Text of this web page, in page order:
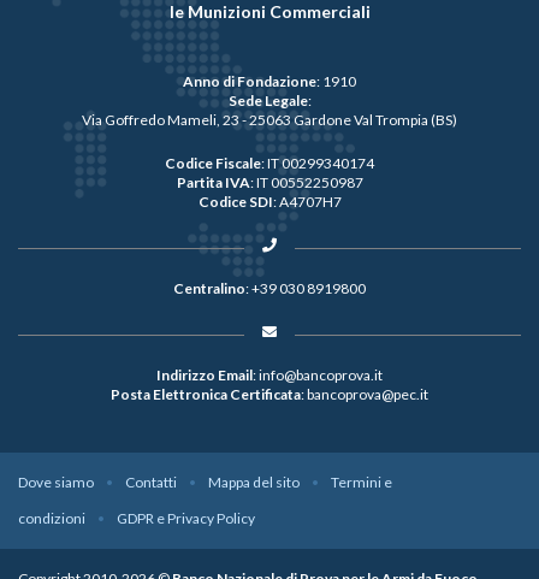
le Munizioni Commerciali
Anno di Fondazione: 1910
Sede Legale:
Via Goffredo Mameli, 23 - 25063 Gardone Val Trompia (BS)
Codice Fiscale: IT 00299340174
Partita IVA: IT 00552250987
Codice SDI: A4707H7
Centralino:+39 030 8919800
Indirizzo Email:info@bancoprova.it
Posta Elettronica Certificata:bancoprova@pec.it
Dove siamo Contatti Mappa del sito
Termini e
condizioni
GDPR e Privacy Policy